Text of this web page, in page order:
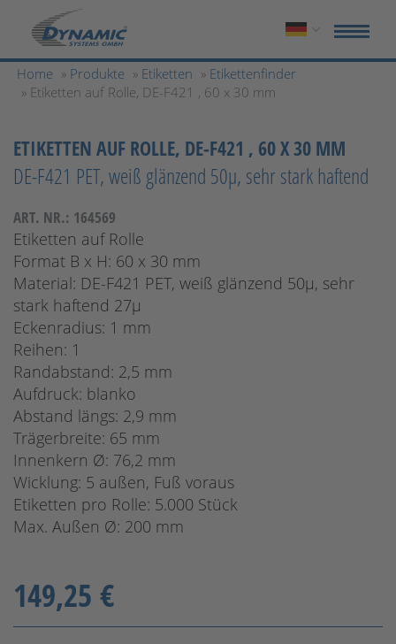
Home » Produkte » Etiketten » Etikettenfinder
» Etiketten auf Rolle, DE-F421 , 60 x 30 mm
ETIKETTEN AUF ROLLE, DE-F421 , 60 X 30 MM
DE-F421 PET, weiß glänzend 50µ, sehr stark haftend
ART. NR.: 164569
Etiketten auf Rolle
Format B x H: 60 x 30 mm
Material: DE-F421 PET, weiß glänzend 50µ, sehr
stark haftend 27µ
Eckenradius: 1 mm
Reihen: 1
Randabstand: 2,5 mm
Aufdruck: blanko
Abstand längs: 2,9 mm
Trägerbreite: 65 mm
Innenkern Ø: 76,2 mm
Wicklung: 5 außen, Fuß voraus
Etiketten pro Rolle: 5.000 Stück
Max. Außen Ø: 200 mm
149,25 €